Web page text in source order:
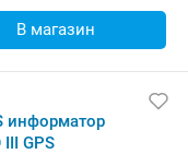
В магазин
информатор
GPS